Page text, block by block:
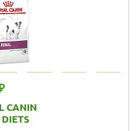
CANIN